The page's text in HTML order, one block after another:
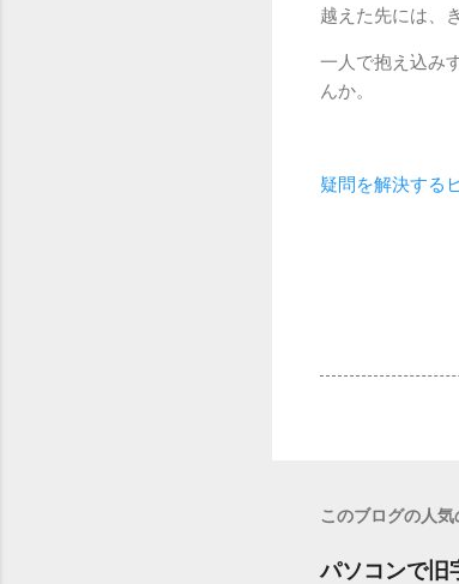
越えた先には、
一人で抱え込み
んか。
疑問を解決する
このブログの人気
パソコンで旧